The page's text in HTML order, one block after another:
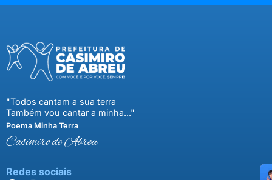
"Todos cantam a sua terra
Também vou cantar a minha..."
Poema Minha Terra
Casimiro de Abreu
Redes sociais